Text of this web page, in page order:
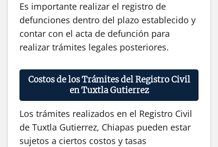
Es importante realizar el registro de
defunciones dentro del plazo establecido y
contar con el acta de defunción para
realizar trámites legales posteriores.
Costos de los Trámites del Registro Civil
en Tuxtla Gutierrez
Los trámites realizados en el Registro Civil
de Tuxtla Gutierrez, Chiapas pueden estar
sujetos a ciertos costos y tasas